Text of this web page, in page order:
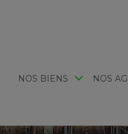
NOS BIENS NOS